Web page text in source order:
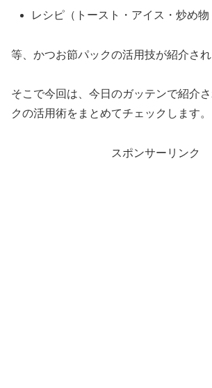
レシピ（トースト・アイス・炒め物
等、かつお節パックの活用技が紹介され
そこで今回は、今日のガッテンで紹介
クの活用術をまとめてチェックします。
スポンサーリンク